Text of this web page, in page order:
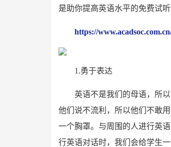
是助你提高英语水平的免费试听
https://
1.勇于表达
英语不是我们的母语，所
他们说不流利，所以他们不敢
一个胸罩。与周围的人进行英
行英语对话时，我们会给学生